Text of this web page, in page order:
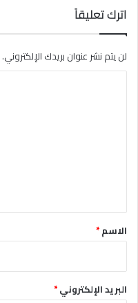
اترك تعليقاً
لن يتم نشر عنوان بريدك الإلكتروني.
*الاسم*
البريد الإلكتروني*